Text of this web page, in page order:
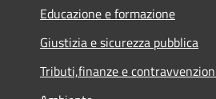
Educazione e formazione
Giustizia e sicurezza pubblica
Tributi,finanze e